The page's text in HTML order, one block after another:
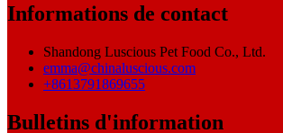
Informations de contact
Shandong Luscious Pet Food Co., Ltd.
emma@chinaluscious.com
+8613791869655
Bulletins d'information